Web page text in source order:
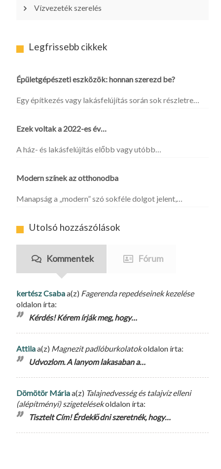
Vízvezeték szerelés
Legfrissebb cikkek
Épületgépészeti eszközök: honnan szerezd be?
Egy építkezés vagy lakásfelújítás során sok részletre…
Ezek voltak a 2022-es év…
A ház- és lakásfelújítás előbb vagy utóbb…
Modern színek az otthonodba
Manapság a „modern” szó sokféle dolgot jelent,…
Utolsó hozzászólások
Kommentek Fórum
kertész Csabaa(z) Fagerenda repedéseinek kezelése
oldalon írta:
Kérdés! Kérem írják meg, hogy…
Attilaa(z) Magnezit padlóburkolatokoldalon írta:
Udvozlom. A lanyom lakasaban a…
Dömötör Máriaa(z) Talajnedvesség és talajvíz elleni
(alépítményi) szigetelésekoldalon írta:
Tisztelt Cím! Érdeklődni szeretnék, hogy…